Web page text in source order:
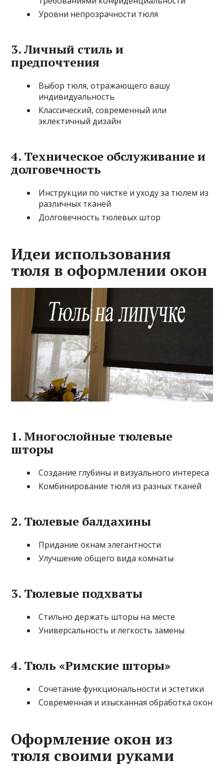
Уровни непрозрачности тюля
3. Личный стиль и
предпочтения
Выбор тюля, отражающего вашу
индивидуальность
Классический, современный или
эклектичный дизайн
4. Техническое обслуживание и
долговечность
Инструкции по чистке и уходу за тюлем из
различных тканей
Долговечность тюлевых штор
Идеи использования
тюля в оформлении окон
1. Многослойные тюлевые
шторы
Создание глубины и визуального интереса
Комбинирование тюля из разных тканей
2. Тюлевые балдахины
Придание окнам элегантности
Улучшение общего вида комнаты
3. Тюлевые подхваты
Стильно держать шторы на месте
Универсальность и легкость замены
4. Тюль «Римские шторы»
Сочетание функциональности и эстетики
Современная и изысканная обработка окон
Оформление окон из
тюля своими руками